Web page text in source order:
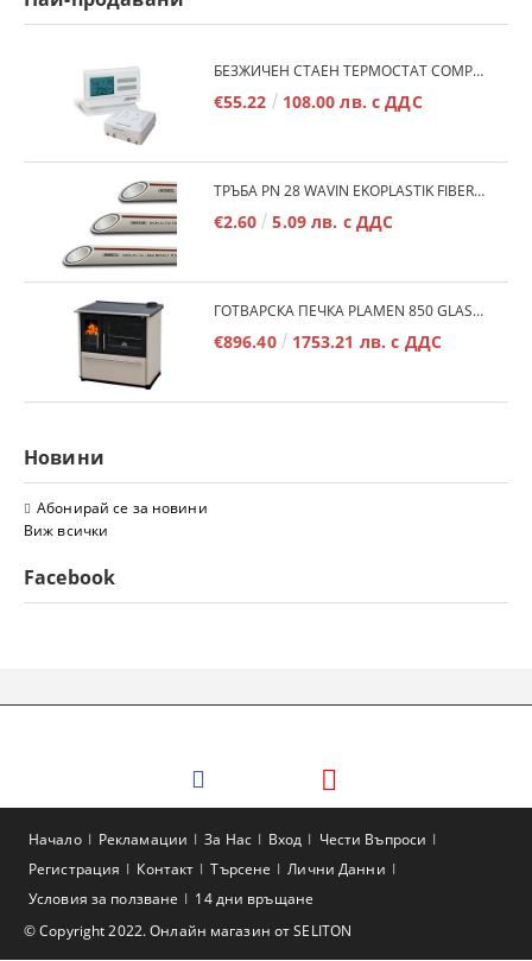
БЕЗЖИЧЕН СТАЕН ТЕРМОСТАТ COMPUTHERM Q7RF
€55.22 108.00 лв. с ДДС
ТРЪБА PN 28 WAVIN EKOPLASTIK FIBER BASALT PLUS - 3М/БР.
€2.60 5.09 лв. с ДДС
ГОТВАРСКА ПЕЧКА PLAMEN 850 GLAS 11KW
€896.40 1753.21 лв. с ДДС
Новини
Абонирай се за новини
Виж всички
Facebook
© Copyright 2022. Онлайн магазин от SELITON
Начало Рекламации За Нас Вход
Чести Въпроси
Регистрация
Контакт Търсене
Лични Данни
Условия за ползване
14 дни връщане